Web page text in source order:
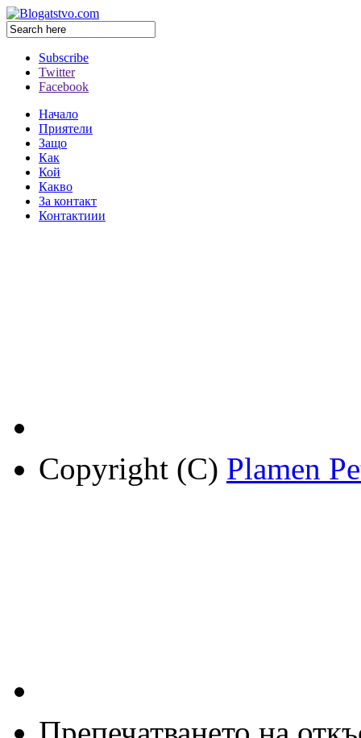
Subscribe
Twitter
Facebook
Начало
Приятели
Защо
Как
Кой
Какво
За контакт
Контактиии
Copyright (C) Plamen